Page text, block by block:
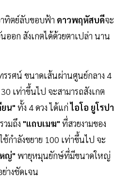
าทิตย์ลับขอบฟ้า ดาวพฤหัสบดีจะ
ออก สังเกตได้ด้วยตาเปล่า นาน
รศน์ ขนาดเส้นผ่านศูนย์กลาง 4
เท่าขึ้นไป จะสามารถสังเกต
ยน" ทั้ง 4 ดวง ได้แก่ไอโอ ยูโรปา
รวมถึง "แถบเมฆ" ที่สวยงามของ
กำลังขยาย 100 เท่าขึ้นไป จะ
ญ่" พายุหมุนยักษ์ที่มีขนาดใหญ่
ย่างชัดเจน